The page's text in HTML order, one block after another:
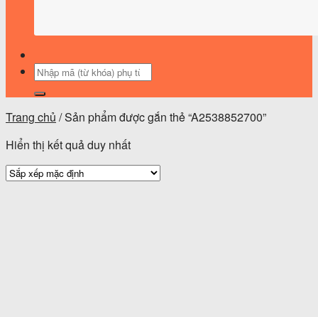
Tìm
Trang chủ /Sản phẩm được gắn thẻ “A2538852700”
Hiển thị kết quả duy nhất